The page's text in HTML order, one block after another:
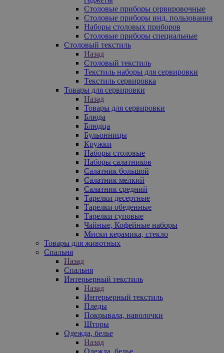
Столовые приборы сервировочные
Столовые приборы инд. пользования
Наборы столовых приборов
Столовые приборы специальные
Столовый текстиль
Назад
Столовый текстиль
Текстиль наборы для сервировки
Текстиль сервировка
Товары для сервировки
Назад
Товары для сервировки
Блюда
Блюдца
Бульонницы
Кружки
Наборы столовые
Наборы салатников
Салатник большой
Салатник мелкий
Салатник средний
Тарелки десертные
Тарелки обеденные
Тарелки суповые
Чайные, Кофейные наборы
Миски керамика, стекло
Товары для животных
Спальня
Назад
Спальня
Интерьерный текстиль
Назад
Интерьерный текстиль
Пледы
Покрывала, наволочки
Шторы
Одежда, белье
Назад
Одежда, белье